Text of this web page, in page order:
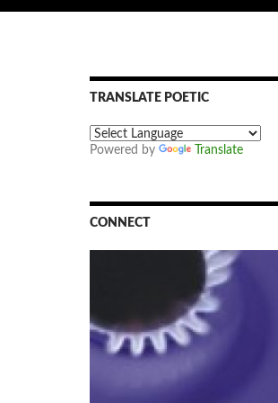
TRANSLATE POETIC
Powered by Translate
CONNECT